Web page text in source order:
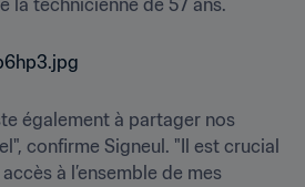
la technicienne de 57 ans.
également à partager nos
confirme Signeul. "Il est crucial
à l’ensemble de mes